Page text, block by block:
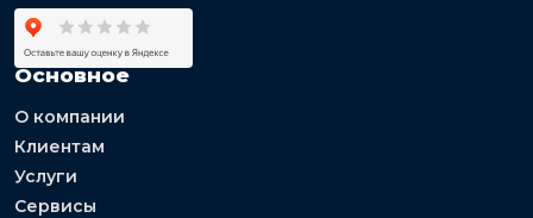
Основное
О компании
Клиентам
Услуги
Сервисы